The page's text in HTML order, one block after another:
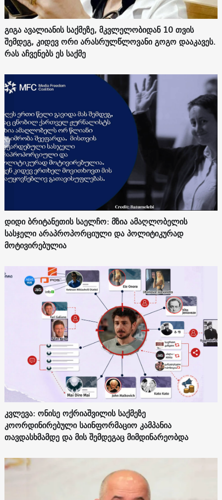
გიგა ავალიანის საქმეზე, მკვლელობიდან 10 თვის
შემდეგ, კიდევ ორი არასრულწლოვანი გოგო დააკავეს.
რას აჩვენებს ეს საქმე
დიდი ბრიტანეთის საელჩო: მზია ამაღლობელის
სასჯელი არაპროპორციული და პოლიტიკურად
მოტივირებულია
კვლევა: ონისე ოქრიაშვილის საქმეზე
კოორდინირებული საინფორმაციო კამპანია
თავდასხმამდე და მის შემდეგაც მიმდინარეობდა